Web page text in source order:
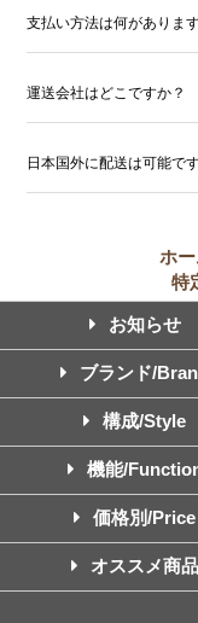
支払い方法は何がありま
運送会社はどこですか？
日本国外に配送は可能で
ホ
特
お知らせ
ブランド/
構成/Style
機能/
価格別/Price
オススメ商品